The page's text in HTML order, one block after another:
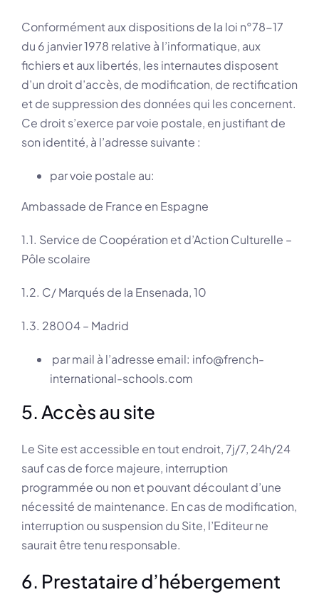
Conformément aux dispositions de la loi n°78-17
du 6 janvier 1978 relative à l’informatique, aux
fichiers et aux libertés, les internautes disposent
d’un droit d’accès, de modification, de rectification
et de suppression des données qui les concernent.
Ce droit s’exerce par voie postale, en justifiant de
son identité, à l’adresse suivante :
par voie postale au:
Ambassade de France en Espagne
1.1. Service de Coopération et d’Action Culturelle –
Pôle scolaire
1.2. C/ Marqués de la Ensenada, 10
1.3. 28004 – Madrid
par mail à l’adresse email: info@french-
international-schools.com
5. Accès au site
Le Site est accessible en tout endroit, 7j/7, 24h/24
sauf cas de force majeure, interruption
programmée ou non et pouvant découlant d’une
nécessité de maintenance. En cas de modification,
interruption ou suspension du Site, l’Editeur ne
saurait être tenu responsable.
6. Prestataire d’hébergement